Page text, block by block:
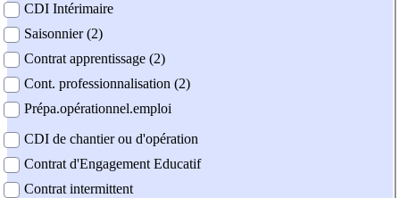
CDI Intérimaire
Saisonnier (2)
Contrat apprentissage (2)
Cont. professionnalisation (2)
Prépa.opérationnel.emploi
CDI de chantier ou d'opération
Contrat d'Engagement Educatif
Contrat intermittent